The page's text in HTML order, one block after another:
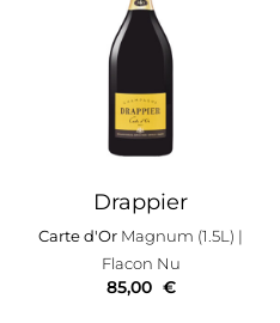
Drappier
Carte d'Or Magnum (1.5L) |
Flacon Nu
85,00 €